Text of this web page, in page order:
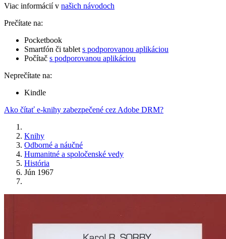
Viac informácií v našich návodoch
Prečítate na:
Pocketbook
Smartfón či tablet s podporovanou aplikáciou
Počítač s podporovanou aplikáciou
Neprečítate na:
Kindle
Ako čítať e-knihy zabezpečené cez Adobe DRM?
Knihy
Odborné a náučné
Humanitné a spoločenské vedy
História
Jún 1967